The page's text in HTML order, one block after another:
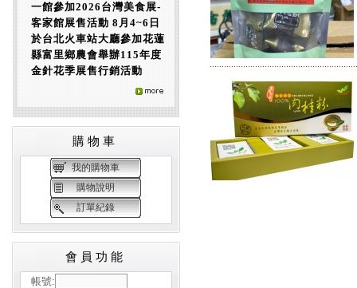
一館參加2026台灣美食展-
客家館展售活動 8月4~6日
於台北火車站大廳參加花蓮
縣富里鄉農會舉辦115年度
金針花季展售行銷活動
購物車
我的購物車
購物說明
訂單紀錄
會員功能
帳號: